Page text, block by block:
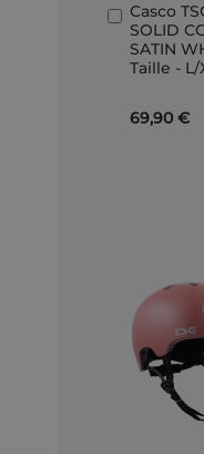
Casco
SOLID
SATIN
Taille - L/
69,90 €
Aggiungi
al
Carrello